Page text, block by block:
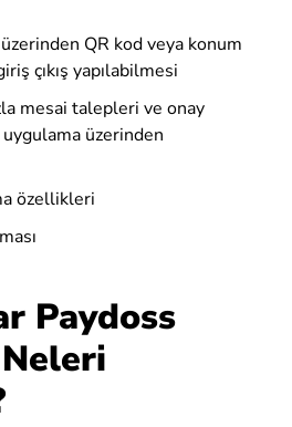
QR kod veya konum
çıkış yapılabilmesi
mesai talepleri ve onay
üzerinden
özellikleri
Paydoss